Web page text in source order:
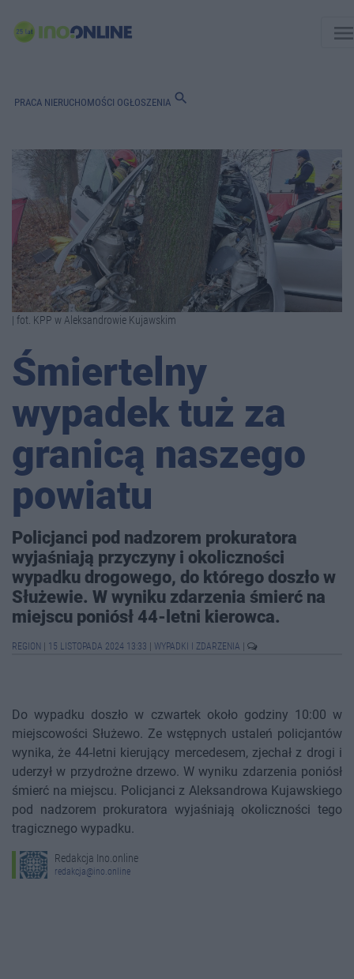
PRACA NIERUCHOMOŚCI OGŁOSZENIA search
| fot. KPP w Aleksandrowie Kujawskim
Śmiertelny
wypadek tuż za
granicą naszego
powiatu
Policjanci pod nadzorem prokuratora
wyjaśniają przyczyny i okoliczności
wypadku drogowego, do którego doszło w
Służewie. W wyniku zdarzenia śmierć na
miejscu poniósł 44-letni kierowca.
REGION 15 LISTOPADA 2024 13:33 WYPADKI I ZDARZENIA
Do wypadku doszło w czwartek około godziny 10:00 w
miejscowości Służewo. Ze wstępnych ustaleń policjantów
wynika, że 44-letni kierujący mercedesem, zjechał z drogi i
uderzył w przydrożne drzewo. W wyniku zdarzenia poniósł
śmierć na miejscu. Policjanci z Aleksandrowa Kujawskiego
pod nadzorem prokuratora wyjaśniają okoliczności tego
tragicznego wypadku.
Redakcja Ino.online
redakcja@ino.online